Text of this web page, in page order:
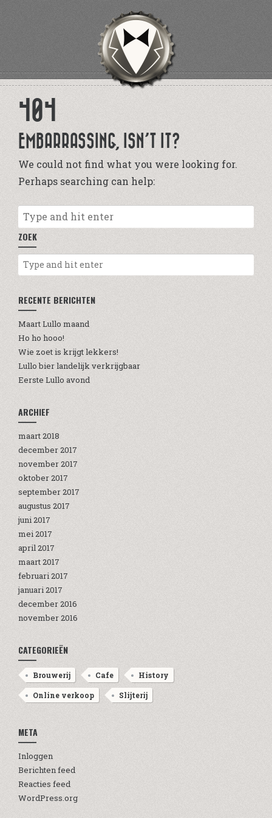
404
EMBARRASSING, ISN’T IT?
We could not find what you were looking for.
Perhaps searching can help:
ZOEK
RECENTE BERICHTEN
Maart Lullo maand
Ho ho hooo!
Wie zoet is krijgt lekkers!
Lullo bier landelijk verkrijgbaar
Eerste Lullo avond
ARCHIEF
maart 2018
december 2017
november 2017
oktober 2017
september 2017
augustus 2017
juni 2017
mei 2017
april 2017
maart 2017
februari 2017
januari 2017
december 2016
november 2016
CATEGORIEËN
Brouwerij Cafe History
Online verkoop Slijterij
META
Inloggen
Berichten feed
Reacties feed
WordPress.org